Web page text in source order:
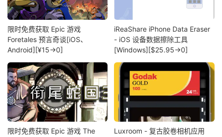
限时免费获取 Epic 游戏
Foretales 预言奇谈[iOS、
Android][¥15→0]
iReaShare iPhone Data Eraser
- iOS 设备数据擦除工具
[Windows][$25.95→0]
限时免费获取 Epic 游戏 The
Luxroom - 复古胶卷相机应用